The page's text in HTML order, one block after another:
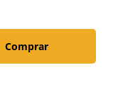
Comprar